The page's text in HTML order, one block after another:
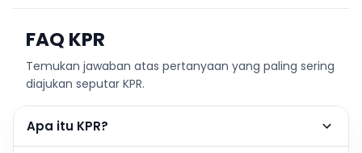
FAQ KPR
Temukan jawaban atas pertanyaan yang paling sering
diajukan seputar KPR.
Apa itu KPR?